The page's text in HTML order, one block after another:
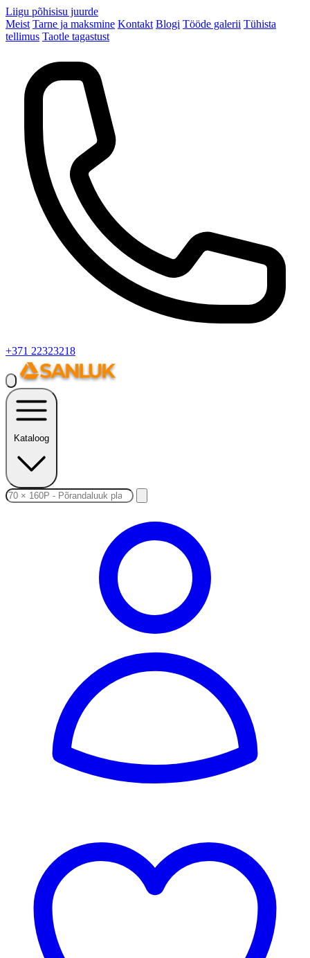
Liigu põhisisu juurde
Meist Tarne ja maksmine Kontakt Blogi Tööde galerii Tühista
tellimus Taotle tagastust
+371 22323218
Kataloog